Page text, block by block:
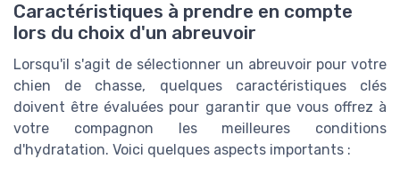
Caractéristiques à prendre en compte
lors du choix d'un abreuvoir
Lorsqu'il s'agit de sélectionner un abreuvoir pour votre
chien de chasse, quelques caractéristiques clés
doivent être évaluées pour garantir que vous offrez à
votre compagnon les meilleures conditions
d'hydratation. Voici quelques aspects importants :